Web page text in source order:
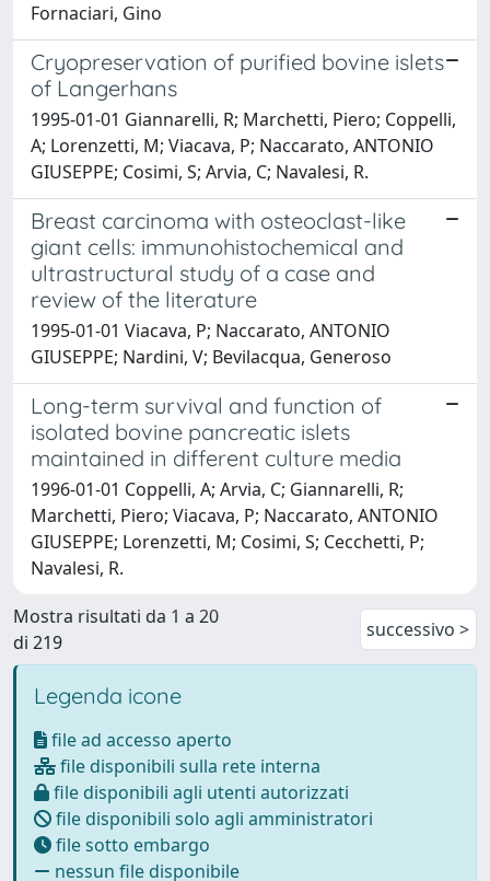
Fornaciari, Gino
Cryopreservation of purified bovine islets
of Langerhans
1995-01-01 Giannarelli, R; Marchetti, Piero; Coppelli,
A; Lorenzetti, M; Viacava, P; Naccarato, ANTONIO
GIUSEPPE; Cosimi, S; Arvia, C; Navalesi, R.
Breast carcinoma with osteoclast-like
giant cells: immunohistochemical and
ultrastructural study of a case and
review of the literature
1995-01-01 Viacava, P; Naccarato, ANTONIO
GIUSEPPE; Nardini, V; Bevilacqua, Generoso
Long-term survival and function of
isolated bovine pancreatic islets
maintained in different culture media
1996-01-01 Coppelli, A; Arvia, C; Giannarelli, R;
Marchetti, Piero; Viacava, P; Naccarato, ANTONIO
GIUSEPPE; Lorenzetti, M; Cosimi, S; Cecchetti, P;
Navalesi, R.
Mostra risultati da 1 a 20
di 219
successivo >
Legenda icone
file ad accesso aperto
file disponibili sulla rete interna
file disponibili agli utenti autorizzati
file disponibili solo agli amministratori
file sotto embargo
nessun file disponibile